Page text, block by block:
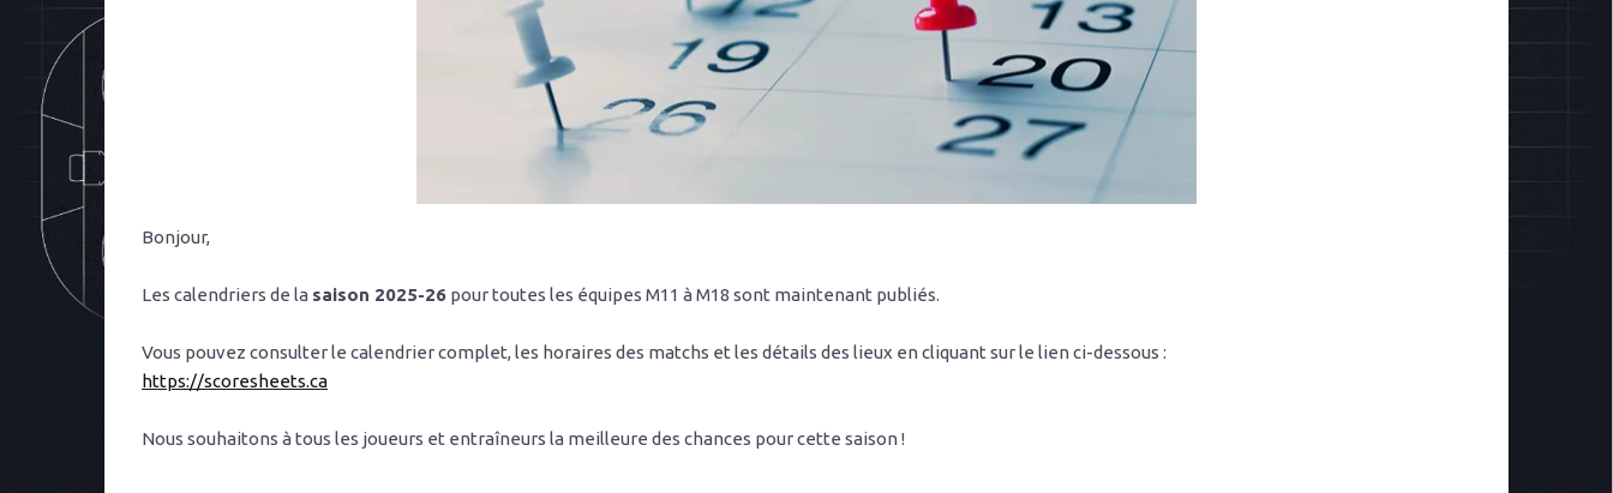
Bonjour,
Les calendriers de la saison 2025-26 pour toutes les équipes M11 à M18 sont maintenant publiés.
Vous pouvez consulter le calendrier complet, les horaires des matchs et les détails des lieux en cliquant sur le lien ci-dessous :
https://scoresheets.ca
Nous souhaitons à tous les joueurs et entraîneurs la meilleure des chances pour cette saison !